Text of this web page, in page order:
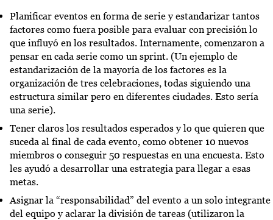
Planificar eventos en forma de serie y estandarizar tantos
factores como fuera posible para evaluar con precisión lo
que influyó en los resultados. Internamente, comenzaron a
pensar en cada serie como un sprint. (Un ejemplo de
estandarización de la mayoría de los factores es la
organización de tres celebraciones, todas siguiendo una
estructura similar pero en diferentes ciudades. Esto sería
una serie).
Tener claros los resultados esperados y lo que quieren que
suceda al final de cada evento, como obtener 10 nuevos
miembros o conseguir 50 respuestas en una encuesta. Esto
les ayudó a desarrollar una estrategia para llegar a esas
metas.
Asignar la “responsabilidad” del evento a un solo integrante
del equipo y aclarar la división de tareas (utilizaron la